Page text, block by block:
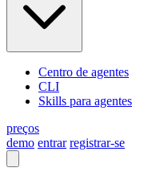
Centro de agentes
CLI
Skills para agentes
preços
demo entrar registrar-se